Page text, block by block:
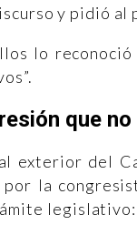
y pidió
lo reconoció
que no
exterior del
por la